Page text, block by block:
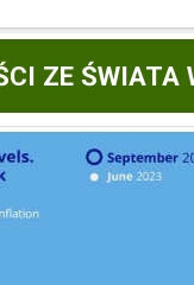
ZE ŚWIATA